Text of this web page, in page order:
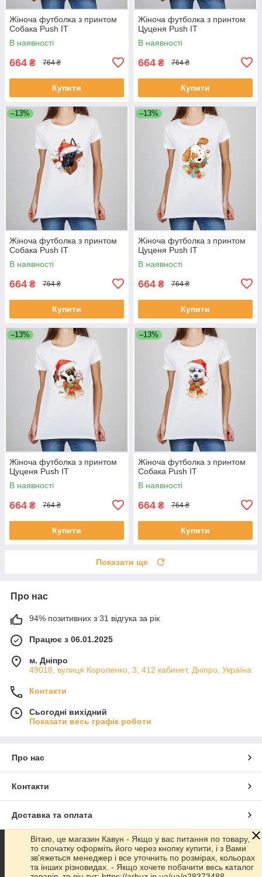
Жіноча футболка з принтом
Собака Push IT
В наявності
664 ₴ 764 ₴
Купити
Жіноча футболка з принтом
Цуценя Push IT
В наявності
664 ₴ 764 ₴
Купити
–13%
Жіноча футболка з принтом
Собака Push IT
В наявності
664 ₴ 764 ₴
Купити
–13%
Жіноча футболка з принтом
Цуценя Push IT
В наявності
664 ₴ 764 ₴
Купити
–13%
Жіноча футболка з принтом
Цуценя Push IT
В наявності
664 ₴ 764 ₴
Купити
–13%
Жіноча футболка з принтом
Собака Push IT
В наявності
664 ₴ 764 ₴
Купити
Показати ще
Про нас
94% позитивних з 31 відгука за рік
Працює з 06.01.2025
м. Дніпро
49018, вулиця Короленко, 3, 412 кабинет, Дніпро, Україна
Контакти
Сьогодні вихідний
Показати весь графік роботи
Про нас
Контакти
Доставка та оплата
Графік роботи
Повна версія сайту
Вітаю, це магазин Кавун - Якщо у вас питання по товару,
то спочатку оформіть його через кнопку купити, і з Вами
зв'яжеться менеджер і все уточнить по розмірах, кольорах
та інших різновидах. - Якщо хочете побачити весь каталог